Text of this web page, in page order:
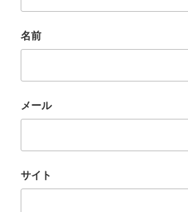
名前
メール
サイト